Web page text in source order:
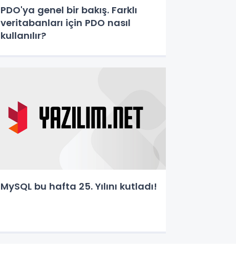
PDO'ya genel bir bakış. Farklı
veritabanları için PDO nasıl
kullanılır?
MySQL bu hafta 25. Yılını kutladı!